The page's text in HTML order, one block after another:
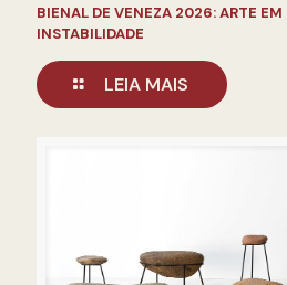
BIENAL DE VENEZA 2026: ARTE EM
INSTABILIDADE
LEIA MAIS